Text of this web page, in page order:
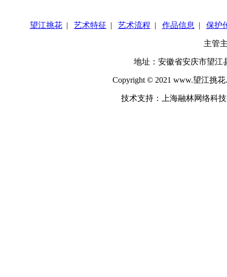
望江挑花| 艺术特征 | 艺术流程 | 作品信息 | 保护
主管
地址：安徽省安庆市望江
Copyright © 2021 www.望江挑
技术支持：上海融林网络科